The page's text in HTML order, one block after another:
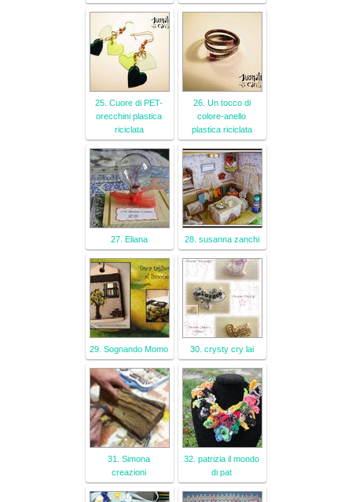
25. Cuore di PET-
orecchini plastica
riciclata
26. Un tocco di
colore-anello
plastica riciclata
27. Eliana 28. susanna zanchi
29. Sognando Momo 30. crysty cry lai
31. Simona
creazioni
32. patrizia il mondo
di pat